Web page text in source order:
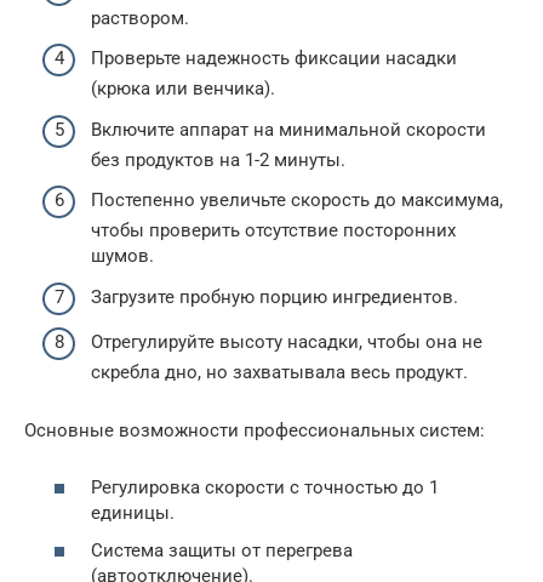
раствором.
Проверьте надежность фиксации насадки
(крюка или венчика).
Включите аппарат на минимальной скорости
без продуктов на 1-2 минуты.
Постепенно увеличьте скорость до максимума,
чтобы проверить отсутствие посторонних
шумов.
Загрузите пробную порцию ингредиентов.
Отрегулируйте высоту насадки, чтобы она не
скребла дно, но захватывала весь продукт.
Основные возможности профессиональных систем:
Регулировка скорости с точностью до 1
единицы.
Система защиты от перегрева
(автоотключение).